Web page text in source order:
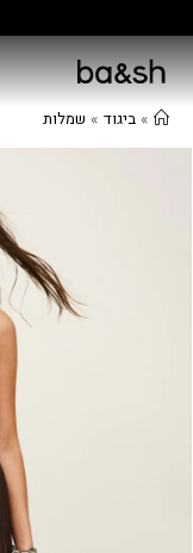
» ביגוד » שמלות